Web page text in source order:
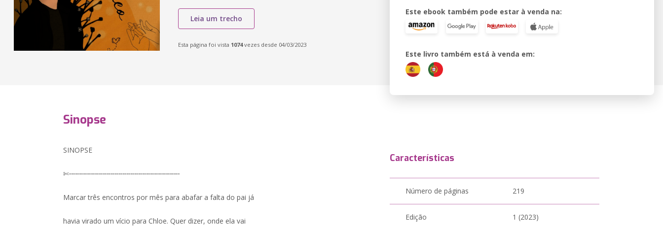
Leia um trecho
Esta página foi vista 1074vezes desde 04/03/2023
Este ebook também pode estar à venda na:
Este livro também está à venda em:
Sinopse
SINOPSE
✄╌╌╌╌╌╌╌╌╌╌╌╌╌╌╌╌╌╌╌╌╌╌╌╌╌╌╌╌
Marcar três encontros por mês para abafar a falta do pai já
havia virado um vício para Chloe. Quer dizer, onde ela vai
Características
Número de páginas 219
Edição 1 (2023)